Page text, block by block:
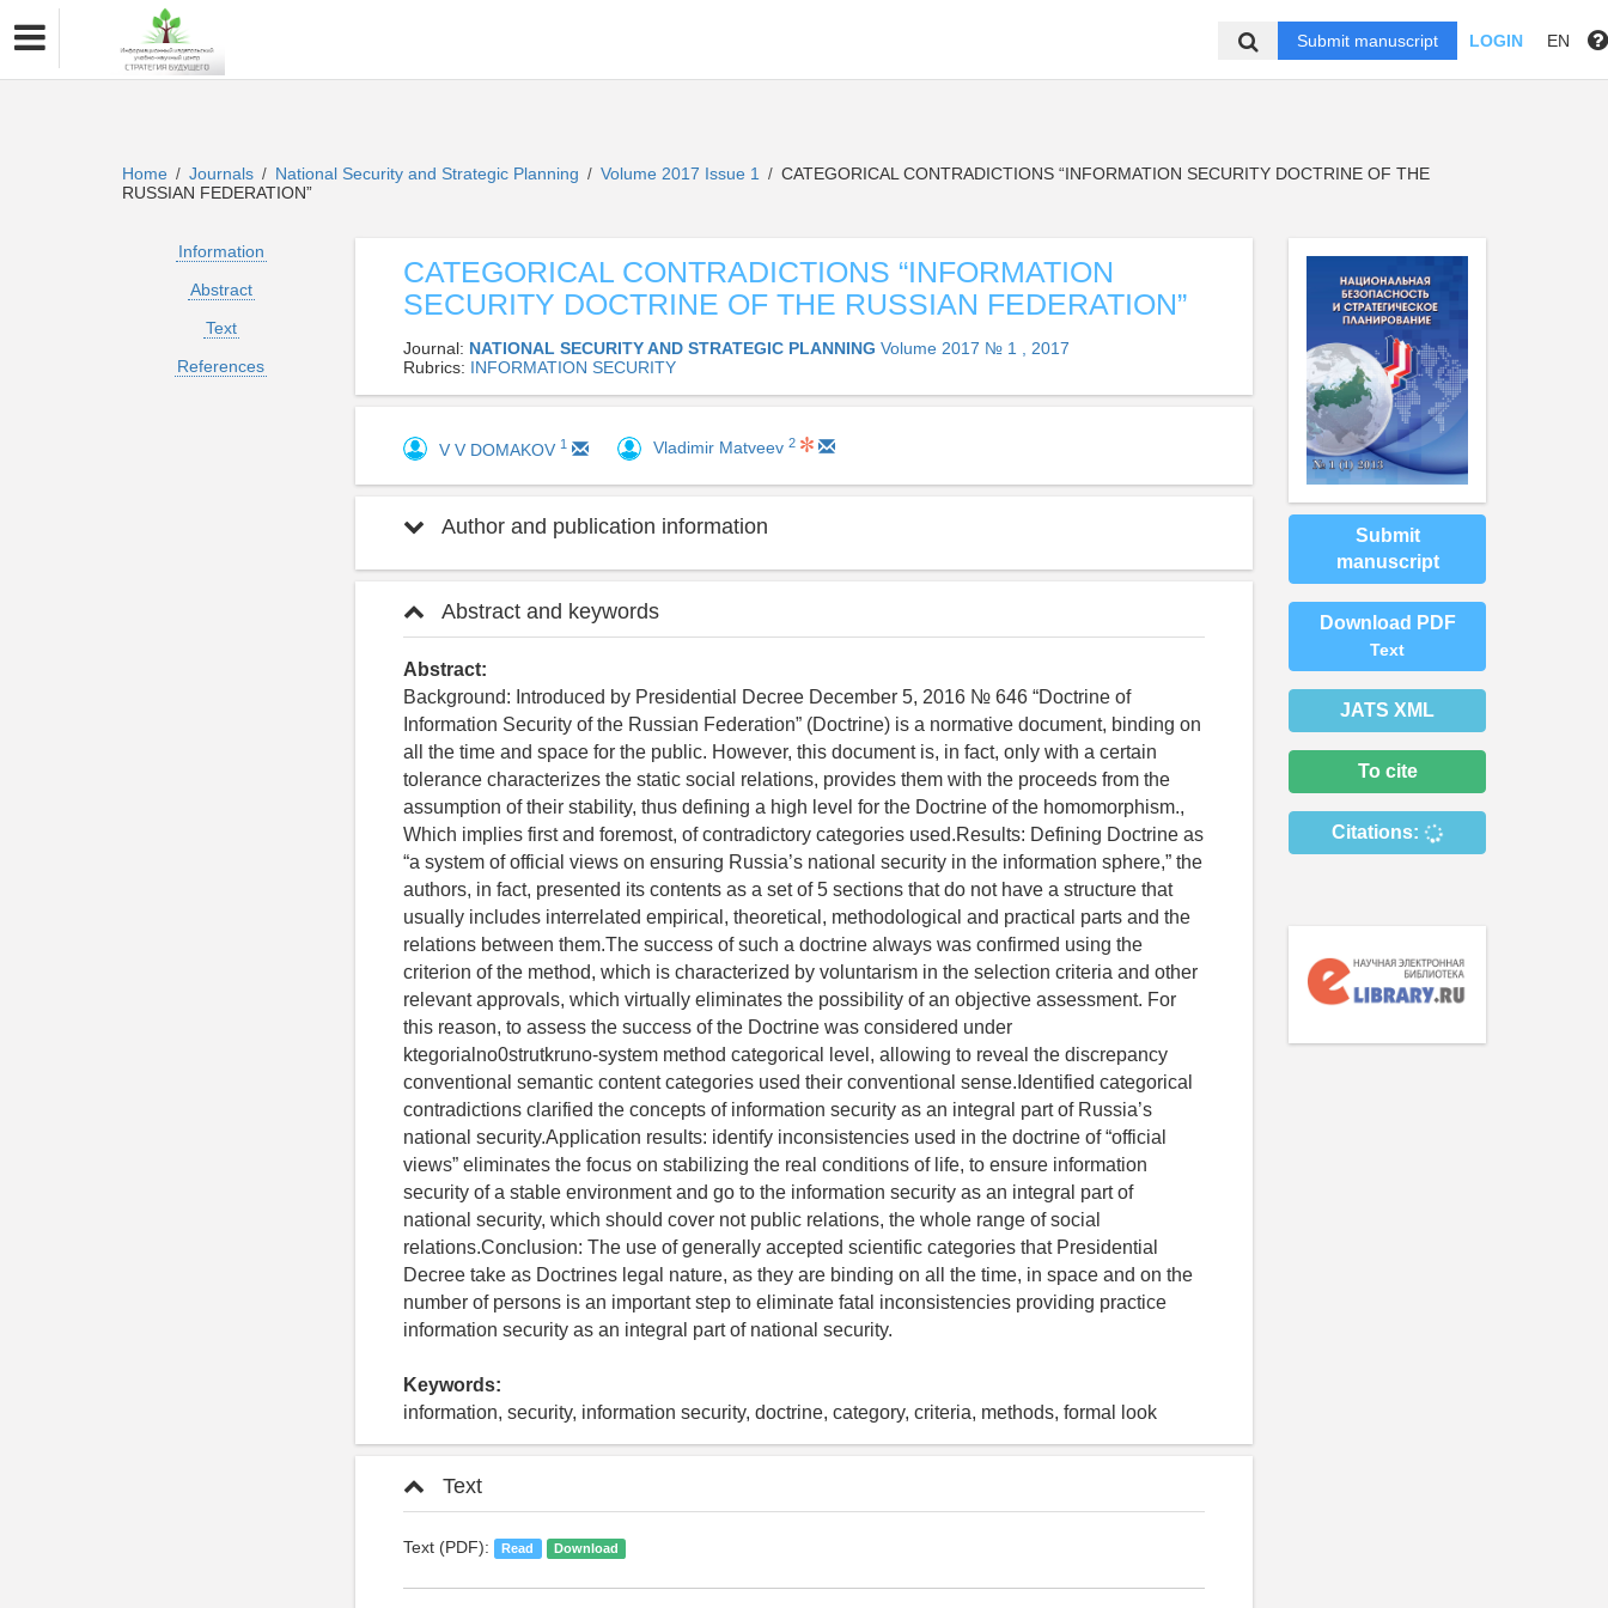
Submit manuscript LOGIN EN
Home / Journals / National Security and Strategic Planning / Volume 2017 Issue 1 / CATEGORICAL CONTRADICTIONS “INFORMATION SECURITY DOCTRINE OF THE
RUSSIAN FEDERATION”
Information
Abstract
Text
References
CATEGORICAL CONTRADICTIONS “INFORMATION
SECURITY DOCTRINE OF THE RUSSIAN FEDERATION”
Journal: NATIONAL SECURITY AND STRATEGIC PLANNING Volume 2017 № 1 , 2017
Rubrics: INFORMATION SECURITY
V V DOMAKOV 1 Vladimir Matveev 2
Author and publication information
Abstract and keywords
Abstract:
Background: Introduced by Presidential Decree December 5, 2016 № 646 “Doctrine of
Information Security of the Russian Federation” (Doctrine) is a normative document, binding on
all the time and space for the public. However, this document is, in fact, only with a certain
tolerance characterizes the static social relations, provides them with the proceeds from the
assumption of their stability, thus defining a high level for the Doctrine of the homomorphism.,
Which implies first and foremost, of contradictory categories used.Results: Defining Doctrine as
“a system of official views on ensuring Russia’s national security in the information sphere,” the
authors, in fact, presented its contents as a set of 5 sections that do not have a structure that
usually includes interrelated empirical, theoretical, methodological and practical parts and the
relations between them.The success of such a doctrine always was confirmed using the
criterion of the method, which is characterized by voluntarism in the selection criteria and other
relevant approvals, which virtually eliminates the possibility of an objective assessment. For
this reason, to assess the success of the Doctrine was considered under
ktegorialno0strutkruno-system method categorical level, allowing to reveal the discrepancy
conventional semantic content categories used their conventional sense.Identified categorical
contradictions clarified the concepts of information security as an integral part of Russia’s
national security.Application results: identify inconsistencies used in the doctrine of “official
views” eliminates the focus on stabilizing the real conditions of life, to ensure information
security of a stable environment and go to the information security as an integral part of
national security, which should cover not public relations, the whole range of social
relations.Conclusion: The use of generally accepted scientific categories that Presidential
Decree take as Doctrines legal nature, as they are binding on all the time, in space and on the
number of persons is an important step to eliminate fatal inconsistencies providing practice
information security as an integral part of national security.
Keywords:
information, security, information security, doctrine, category, criteria, methods, formal look
Text
Text (PDF): Read Download
Submit
manuscript
Download PDF
Text
JATS XML
To cite
Citations: